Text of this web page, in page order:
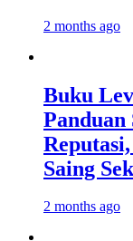
2 months ago
Buku
Panduan
Saing
2 months ago